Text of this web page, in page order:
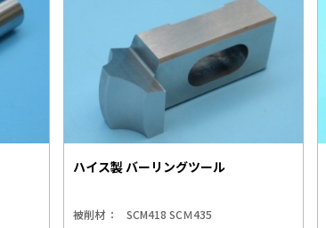
ハイス製 バーリングツール
被削材
SCM418 SCＭ435